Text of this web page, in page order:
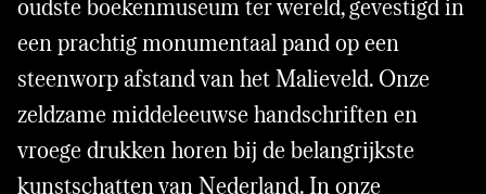
een prachtig monumentaal pand op een
steenworp afstand van het Malieveld. Onze
zeldzame middeleeuwse handschriften en
vroege drukken horen bij de belangrijkste
kunstschatten van Nederland. In onze